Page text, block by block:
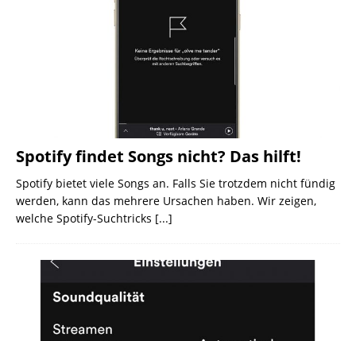
Spotify findet Songs nicht? Das hilft!
Spotify bietet viele Songs an. Falls Sie trotzdem nicht fündig
werden, kann das mehrere Ursachen haben. Wir zeigen,
welche Spotify-Suchtricks [...]